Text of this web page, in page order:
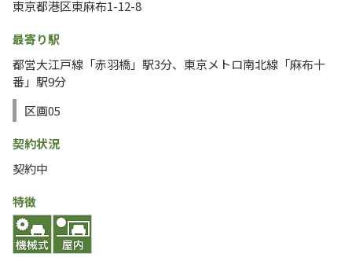
東京都港区東麻布1-12-8
最寄り駅
都営大江戸線「赤羽橋」駅3分、東京メトロ南北線「麻布十
番」駅9分
区画05
契約状況
契約中
特徴